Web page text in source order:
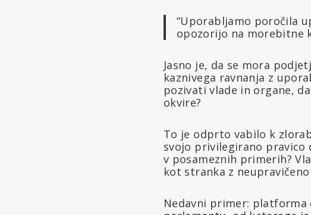
“Uporabljamo poročila
opozorijo na morebitne
Jasno je, da se mora
kaznivega ravnanja z
pozivati vlade in organe,
okvire?
To je odprto vabilo k
svojo privilegirano pravico
v posameznih primerih?
kot stranka z
Nedavni primer: platforma